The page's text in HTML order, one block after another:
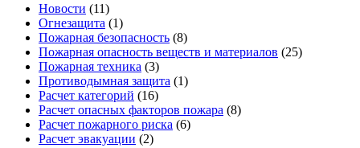
Новости (11)
Огнезащита (1)
Пожарная безопасность (8)
Пожарная опасность веществ и материалов (25)
Пожарная техника (3)
Противодымная защита (1)
Расчет категорий (16)
Расчет опасных факторов пожара (8)
Расчет пожарного риска (6)
Расчет эвакуации (2)